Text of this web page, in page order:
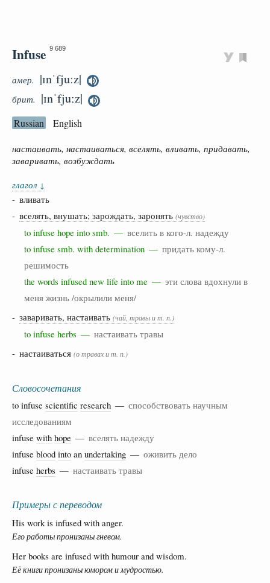
Infuse 9 689
амер. |ɪnˈfjuːz|
брит. |ɪnˈfjuːz|
Russian English
настаивать, настаиваться, вселять, вливать, придавать,
заваривать, возбуждать
глагол ↓
- вливать
- вселять, внушать; зарождать, заронять (чувство)
to infuse hope into smb. — вселить в кого-л. надежду
to infuse smb. with determination — придать кому-л.
решимость
the words infused new life into me — эти слова вдохнули в
меня жизнь /окрылили меня/
- заваривать, настаивать (чай, травы и т. п.)
to infuse herbs — настаивать травы
- настаиваться (о травах и т. п.)
Словосочетания
to infuse scientific research — способствовать научным
исследованиям
infuse with hope — вселять надежду
infuse blood into an undertaking — оживить дело
infuse herbs — настаивать травы
Примеры с переводом
His work is infused with anger.
Его работы пронизаны гневом.
Her books are infused with humour and wisdom.
Её книги пронизаны юмором и мудростью.